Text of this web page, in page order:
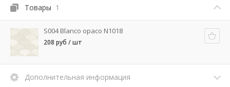
Товары 1
S004 Blanco opaco N1018
208 руб / шт
Дополнительная информация